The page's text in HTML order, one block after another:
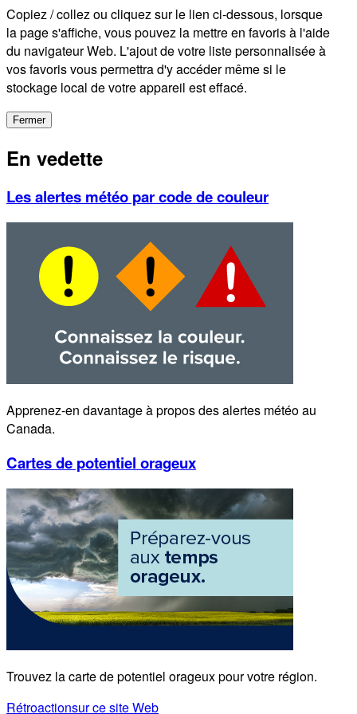
Copiez / collez ou cliquez sur le lien ci-dessous, lorsque
la page s'affiche, vous pouvez la mettre en favoris à l'aide
du navigateur Web. L'ajout de votre liste personnalisée à
vos favoris vous permettra d'y accéder même si le
stockage local de votre appareil est effacé.
Fermer
En vedette
Les alertes météo par code de couleur
Apprenez-en davantage à propos des alertes météo au
Canada.
Cartes de potentiel orageux
Trouvez la carte de potentiel orageux pour votre région.
Rétroactionsur ce site Web